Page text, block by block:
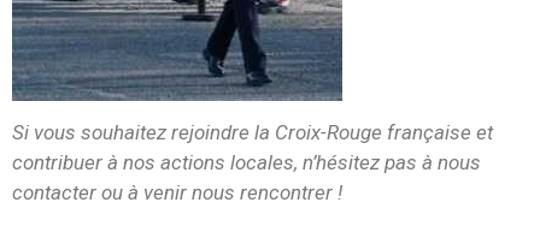
Si vous souhaitez rejoindre la Croix-Rouge française et
contribuer à nos actions locales, n’hésitez pas à nous
contacter ou à venir nous rencontrer !